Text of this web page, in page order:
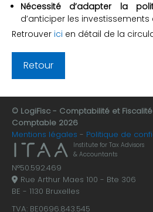
Nécessité d’adapter la
d’anticiper les investissements
Retrouver ici en détail de la
Retour
© LogiFisc - Comptabilité et
Comptable 2026
Mentions légales
Politique de
Institute for Tax Advisors
& Accountants
N°50.592.469
Rue Arthur Maes 100 - Bte 306
BE - 1130 Bruxelles
TVA: BE0696.843.545